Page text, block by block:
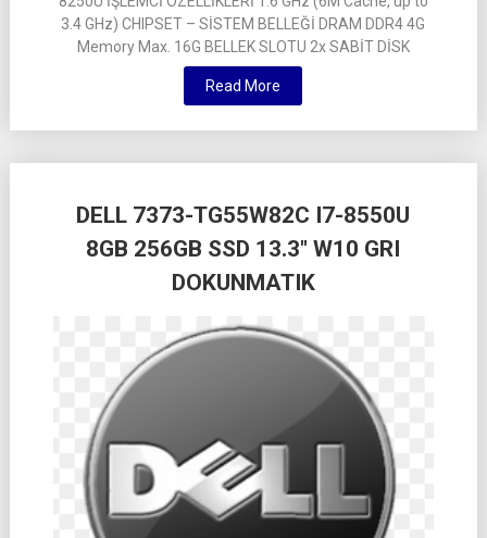
3.4 GHz) CHIPSET – SİSTEM BELLEĞİ DRAM DDR4 4G
Memory Max. 16G BELLEK SLOTU 2x SABİT DİSK
Read More
DELL 7373-TG55W82C I7-8550U
8GB 256GB SSD 13.3″ W10 GRI
DOKUNMATIK